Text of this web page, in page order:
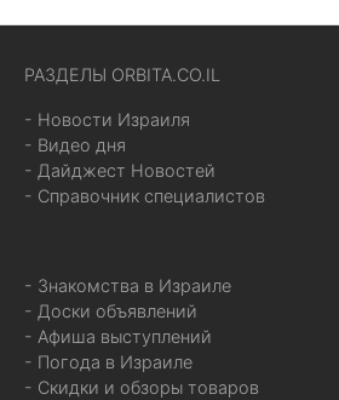
РАЗДЕЛЫ ORBITA.CO.IL
- Новости Израиля
- Видео дня
- Дайджест Новостей
- Справочник специалистов
- Знакомства в Израиле
- Доски объявлений
- Афиша выступлений
- Погода в Израиле
- Скидки и обзоры товаров